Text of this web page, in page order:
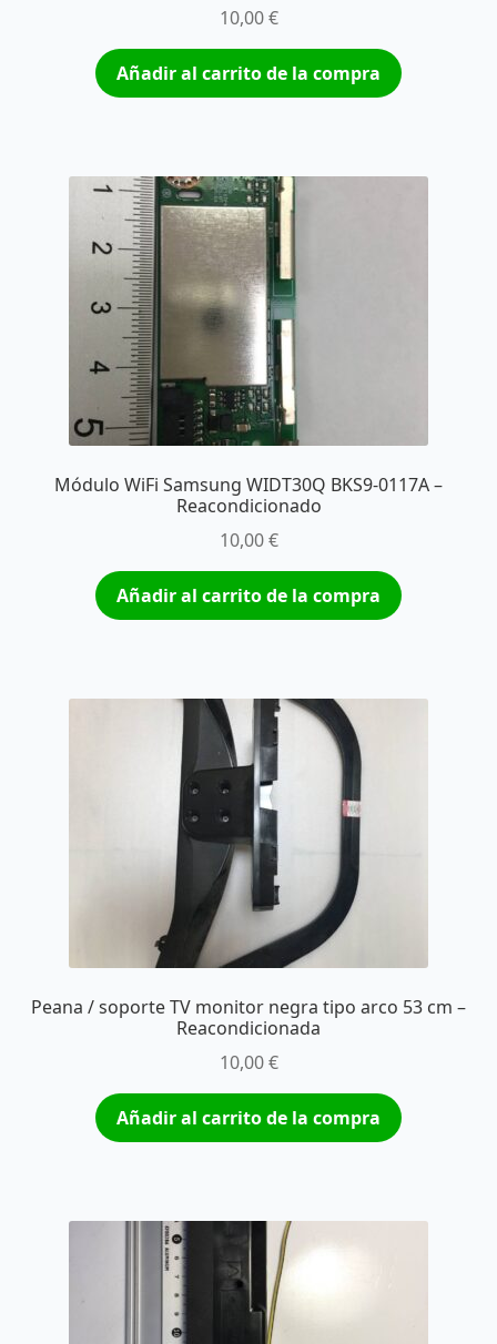
10,00€
Añadir al carrito de la compra
Módulo WiFi Samsung WIDT30Q BKS9-0117A –
Reacondicionado
10,00€
Añadir al carrito de la compra
Peana / soporte TV monitor negra tipo arco 53 cm –
Reacondicionada
10,00€
Añadir al carrito de la compra